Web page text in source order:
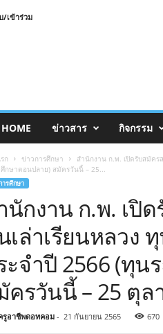
/เข้าร่วม
ข่าวสาร กิจกรรม
ก ข่าวการศึกษา
สำนักงาน ก.พ. เปิดรับสมัคร
กษาตอนปลาย) สมัครวันนี้ – 25...
ารศึกษา
นักงาน ก.พ. เปิ
เล่าเรียนหลวง
ะจำปี 2566 (ทุ
ครวันนี้ – 25 ตุล
รูอาชีพดอทคอม- 21 กันยายน 2565 670